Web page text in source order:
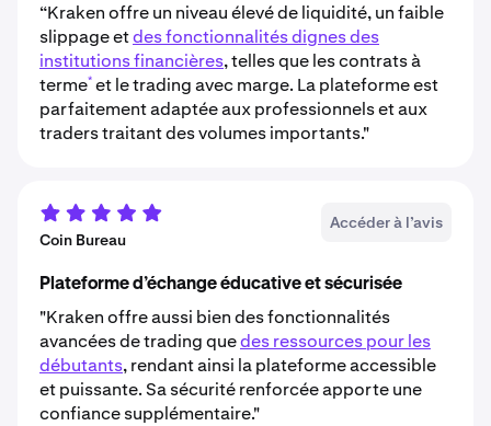
“Kraken offre un niveau élevé de liquidité, un faible
slippage etdes fonctionnalités dignes des
institutions financières, telles que les contrats à
terme* et le trading avec marge. La plateforme est
parfaitement adaptée aux professionnels et aux
traders traitant des volumes importants."
Coin Bureau
Accéder à l’avis
Plateforme d’échange éducative et sécurisée
"Kraken offre aussi bien des fonctionnalités
avancées de trading quedes ressources pour les
débutants, rendant ainsi la plateforme accessible
et puissante. Sa sécurité renforcée apporte une
confiance supplémentaire."